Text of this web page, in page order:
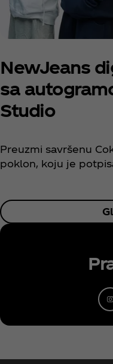
NewJeans
sa
Studio
Preuzmi savršenu
poklon, koju je